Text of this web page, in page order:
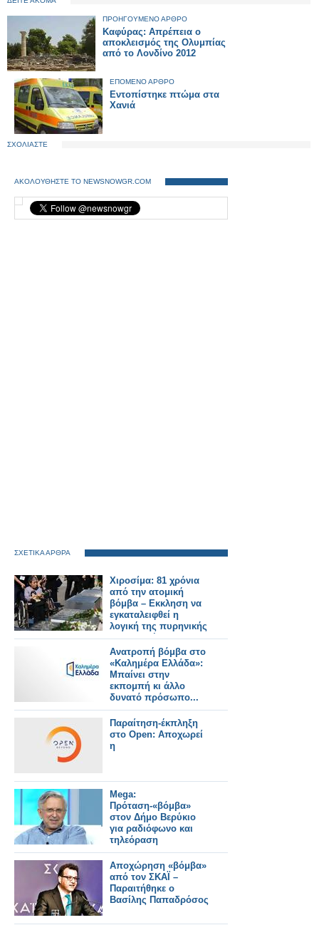
ΠΡΟΗΓΟΥΜΕΝΟ ΑΡΘΡΟ
Καφύρας: Απρέπεια ο
αποκλεισμός της Ολυμπίας
από το Λονδίνο 2012
ΕΠΟΜΕΝΟ ΑΡΘΡΟ
Εντοπίστηκε πτώμα στα
Χανιά
ΣΧΟΛΙΑΣΤΕ
ΑΚΟΛΟΥΘΗΣΤΕ ΤΟ NEWSNOWGR.COM
ΣΧΕΤΙΚΑ ΑΡΘΡΑ
Χιροσίμα: 81 χρόνια
από την ατομική
βόμβα – Εκκληση να
εγκαταλειφθεί η
λογική της πυρηνικής
αποτροπής
Ανατροπή βόμβα στο
«Καλημέρα Ελλάδα»:
Μπαίνει στην
εκπομπή κι άλλο
δυνατό πρόσωπο...
Παραίτηση-έκπληξη
στο Open: Αποχωρεί
η
Mega:
Πρόταση-«βόμβα»
στον Δήμο Βερύκιο
για ραδιόφωνο και
τηλεόραση
Αποχώρηση «βόμβα»
από τον ΣΚΑΪ –
Παραιτήθηκε ο
Βασίλης Παπαδρόσος